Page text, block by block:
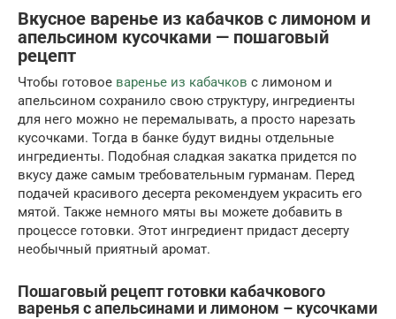
Вкусное варенье из кабачков с лимоном и
апельсином кусочками — пошаговый
рецепт
Чтобы готовое варенье из кабачков с лимоном и
апельсином сохранило свою структуру, ингредиенты
для него можно не перемалывать, а просто нарезать
кусочками. Тогда в банке будут видны отдельные
ингредиенты. Подобная сладкая закатка придется по
вкусу даже самым требовательным гурманам. Перед
подачей красивого десерта рекомендуем украсить его
мятой. Также немного мяты вы можете добавить в
процессе готовки. Этот ингредиент придаст десерту
необычный приятный аромат.
Пошаговый рецепт готовки кабачкового
варенья с апельсинами и лимоном – кусочками